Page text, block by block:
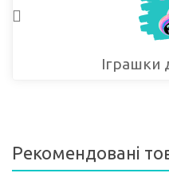
Іграшки
Рекомендовані